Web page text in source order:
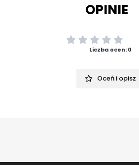
OPINIE
Liczba ocen: 0
Oceń i opisz